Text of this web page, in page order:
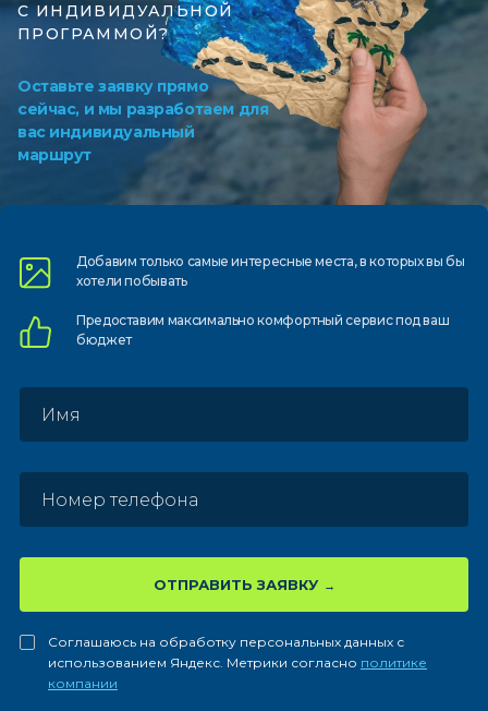
С ИНДИВИДУАЛЬНОЙ
ПРОГРАММОЙ?
Оставьте заявку прямо
сейчас, и мы разработаем для
вас индивидуальный
маршрут
Добавим только самыеинтересные места, в которыхвы бы
хотели побывать
Предоставим максимально комфортныйсервис под ваш
бюджет
ОТПРАВИТЬ ЗАЯВКУ
Соглашаюсь на обработку персональных данных с
использованием Яндекс. Метрики согласно политике
компании